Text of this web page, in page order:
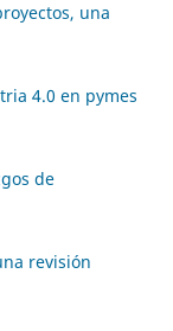
una
4.0 en pymes
de
revisión